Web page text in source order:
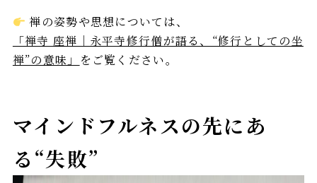
禅の姿勢や思想については、
「禅寺 座禅｜永平寺修行僧が語る、“修行としての坐
禅”の意味」
をご覧ください。
マインドフルネスの先にあ
る“失敗”